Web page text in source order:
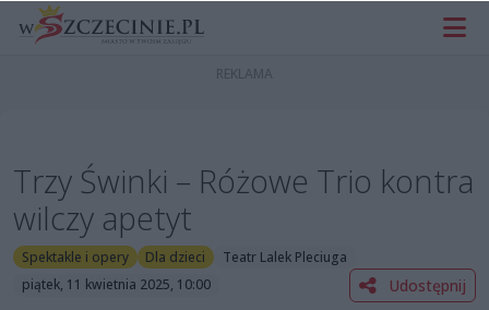
Trzy Świnki – Różowe Trio kontra
wilczy apetyt
Spektakle i opery Dla dzieci
Teatr Lalek Pleciuga
piątek, 11 kwietnia 2025, 10:00
Udostępnij